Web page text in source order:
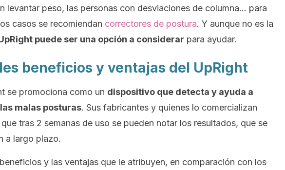
levantar peso, las personas con desviaciones de columna… para
casos se recomiendan correctores de postura. Y aunque no es la
puede ser una opción a considerar para ayudar.
beneficios y ventajas del UpRight
se promociona como un dispositivo que detecta y ayuda a
malas posturas. Sus fabricantes y quienes lo comercializan
tras 2 semanas de uso se pueden notar los resultados, que se
a largo plazo.
y las ventajas que le atribuyen, en comparación con los